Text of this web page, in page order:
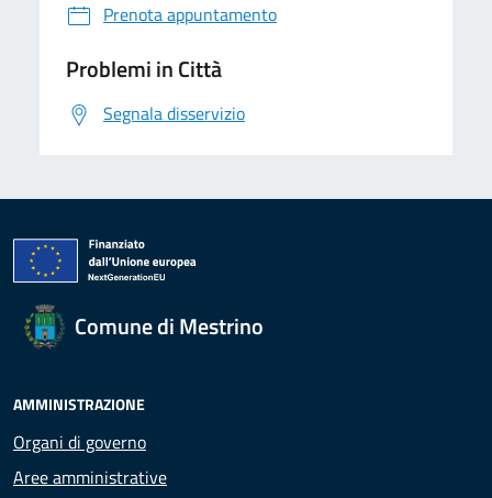
Prenota appuntamento
Problemi in Città
Segnala disservizio
Comune di Mestrino
AMMINISTRAZIONE
Organi di governo
Aree amministrative